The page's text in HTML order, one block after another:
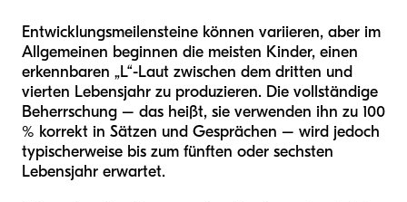
Entwicklungsmeilensteine können variieren, aber im
Allgemeinen beginnen die meisten Kinder, einen
erkennbaren „L“-Laut zwischen dem dritten und
vierten Lebensjahr zu produzieren. Die vollständige
Beherrschung – das heißt, sie verwenden ihn zu 100
% korrekt in Sätzen und Gesprächen – wird jedoch
typischerweise bis zum fünften oder sechsten
Lebensjahr erwartet.